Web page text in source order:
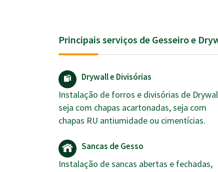
Principais serviços de Gesseiro e
Drywall e Divisórias
Instalação de forros e divisórias de
seja com chapas acartonadas, seja com
chapas RU antiumidade ou cimentícias.
Sancas de Gesso
Instalação de sancas abertas e fechadas,